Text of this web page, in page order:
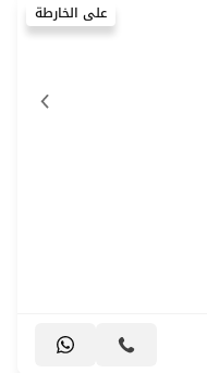
على الخارطة